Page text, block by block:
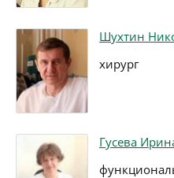
Шухтин
хирург
Гусева